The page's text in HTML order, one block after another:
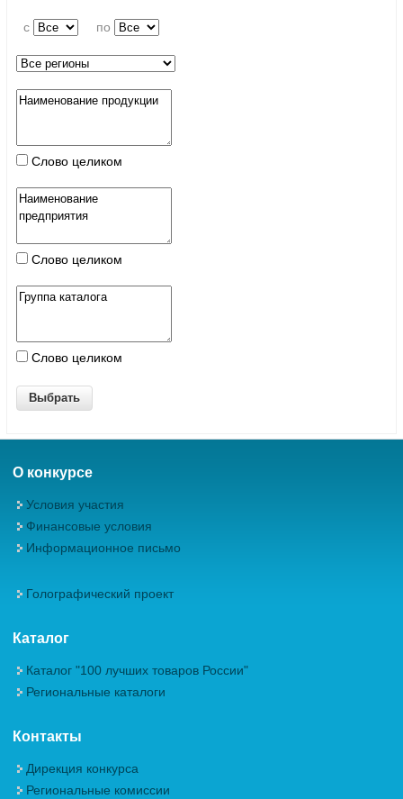
c по
Слово целиком
Слово целиком
Слово целиком
О конкурсе
Условия участия
Финансовые условия
Информационное письмо
Голографический проект
Каталог
Каталог "100 лучших товаров России"
Региональные каталоги
Контакты
Дирекция конкурса
Региональные комиссии